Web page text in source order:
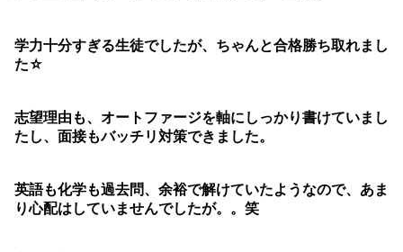
学力十分すぎる生徒でしたが、ちゃんと合格勝ち取れまし
た☆
志望理由も、オートファージを軸にしっかり書けていまし
たし、面接もバッチリ対策できました。
英語も化学も過去問、余裕で解けていたようなので、あま
り心配はしていませんでしたが。。笑